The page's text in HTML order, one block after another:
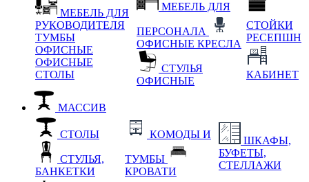
МЕБЕЛЬ ДЛЯ
РУКОВОДИТЕЛЯ
ТУМБЫ
ОФИСНЫЕ
ОФИСНЫЕ
СТОЛЫ
МЕБЕЛЬ ДЛЯ
ПЕРСОНАЛА
ОФИСНЫЕ КРЕСЛА
СТУЛЬЯ
ОФИСНЫЕ
СТОЙКИ
РЕСЕПШН
КАБИНЕТ
МАССИВ
СТОЛЫ
СТУЛЬЯ,
БАНКЕТКИ
КОМОДЫ И
ТУМБЫ
КРОВАТИ
ШКАФЫ,
БУФЕТЫ,
СТЕЛЛАЖИ